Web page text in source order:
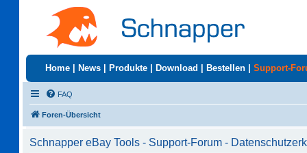
Home News Produkte Download Bestellen Support-
FAQ
Foren-Übersicht
Schnapper eBay Tools - Support-Forum -